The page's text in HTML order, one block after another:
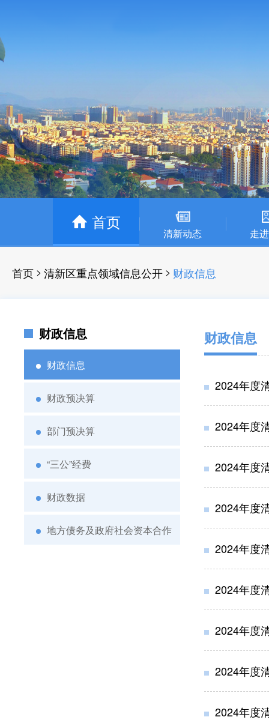
首页
清新动态 走
首页 > 清新区重点领域信息公开 > 财政信息
财政信息
财政信息
财政预决算
部门预决算
“三公”经费
财政数据
地方债务及政府社会资本合作
财政信息
2024年度
2024年度
2024年度
2024年度
2024年度
2024年度
2024年度
2024年度
2024年度